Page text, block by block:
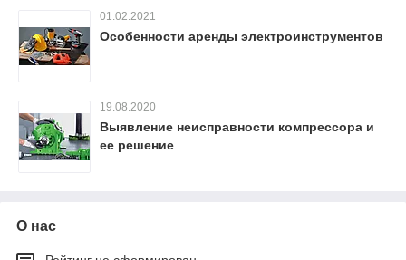
01.02.2021
Особенности аренды электроинструментов
19.08.2020
Выявление неисправности компрессора и
ее решение
О нас